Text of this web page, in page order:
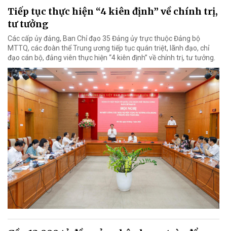
Tiếp tục thực hiện “4 kiên định” về chính trị,
tư tưởng
Các cấp ủy đảng, Ban Chỉ đạo 35 Đảng ủy trực thuộc Đảng bộ
MTTQ, các đoàn thể Trung ương tiếp tục quán triệt, lãnh đạo, chỉ
đạo cán bộ, đảng viên thực hiện “4 kiên định” về chính trị, tư tưởng.